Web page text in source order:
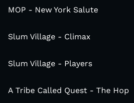
MOP - New York Salute
Slum Village - Climax
Slum Village - Players
A Tribe Called Quest - The Hop